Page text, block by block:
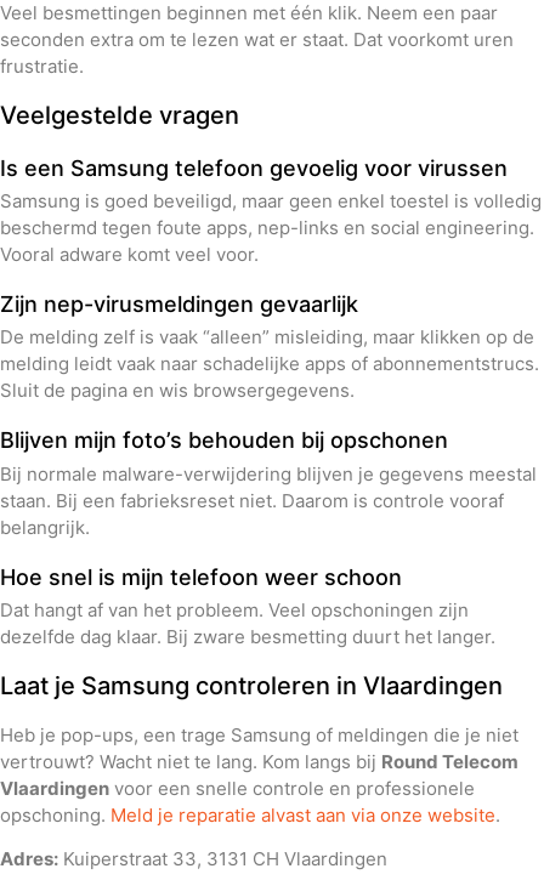
Veel besmettingen beginnen met één klik. Neem een paar
seconden extra om te lezen wat er staat. Dat voorkomt uren
frustratie.
Veelgestelde vragen
Is een Samsung telefoon gevoelig voor virussen
Samsung is goed beveiligd, maar geen enkel toestel is volledig
beschermd tegen foute apps, nep-links en social engineering.
Vooral adware komt veel voor.
Zijn nep-virusmeldingen gevaarlijk
De melding zelf is vaak “alleen” misleiding, maar klikken op de
melding leidt vaak naar schadelijke apps of abonnementstrucs.
Sluit de pagina en wis browsergegevens.
Blijven mijn foto’s behouden bij opschonen
Bij normale malware-verwijdering blijven je gegevens meestal
staan. Bij een fabrieksreset niet. Daarom is controle vooraf
belangrijk.
Hoe snel is mijn telefoon weer schoon
Dat hangt af van het probleem. Veel opschoningen zijn
dezelfde dag klaar. Bij zware besmetting duurt het langer.
Laat je Samsung controleren in Vlaardingen
Heb je pop-ups, een trage Samsung of meldingen die je niet
vertrouwt? Wacht niet te lang. Kom langs bij Round Telecom
Vlaardingen voor een snelle controle en professionele
opschoning. Meld je reparatie alvast aan via onze website.
Adres: Kuiperstraat 33, 3131 CH Vlaardingen